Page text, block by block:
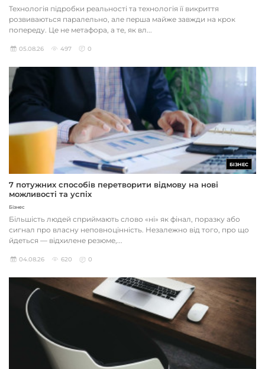
Технологія підробки реальності та технологія її викриття
розвиваються паралельно, але перша майже завжди на крок
попереду. Це не метафора, а те, як вл...
05.08.26 497 0
БІЗНЕС
7 потужних способів перетворити відмову на нові
можливості та успіх
Бізнес
Більшість людей сприймають слово «ні» як фінал, поразку або
сигнал про власну неповноцінність. Незалежно від того, про що
йдеться — відхилене резюме,...
04.08.26 620 0